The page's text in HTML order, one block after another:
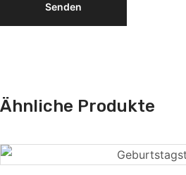
Ähnliche Produkte